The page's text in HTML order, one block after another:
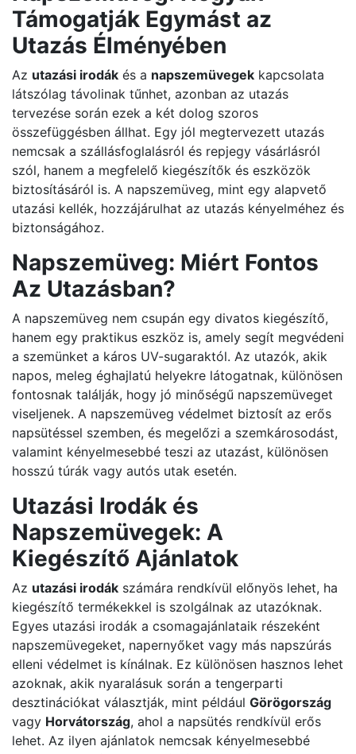
Támogatják Egymást az
Utazás Élményében
Az utazási irodák és a napszemüvegek kapcsolata
látszólag távolinak tűnhet, azonban az utazás
tervezése során ezek a két dolog szoros
összefüggésben állhat. Egy jól megtervezett utazás
nemcsak a szállásfoglalásról és repjegy vásárlásról
szól, hanem a megfelelő kiegészítők és eszközök
biztosításáról is. A napszemüveg, mint egy alapvető
utazási kellék, hozzájárulhat az utazás kényelméhez és
biztonságához.
Napszemüveg: Miért Fontos
Az Utazásban?
A napszemüveg nem csupán egy divatos kiegészítő,
hanem egy praktikus eszköz is, amely segít megvédeni
a szemünket a káros UV-sugaraktól. Az utazók, akik
napos, meleg éghajlatú helyekre látogatnak, különösen
fontosnak találják, hogy jó minőségű napszemüveget
viseljenek. A napszemüveg védelmet biztosít az erős
napsütéssel szemben, és megelőzi a szemkárosodást,
valamint kényelmesebbé teszi az utazást, különösen
hosszú túrák vagy autós utak esetén.
Utazási Irodák és
Napszemüvegek: A
Kiegészítő Ajánlatok
Az utazási irodák számára rendkívül előnyös lehet, ha
kiegészítő termékekkel is szolgálnak az utazóknak.
Egyes utazási irodák a csomagajánlataik részeként
napszemüvegeket, napernyőket vagy más napszúrás
elleni védelmet is kínálnak. Ez különösen hasznos lehet
azoknak, akik nyaralásuk során a tengerparti
desztinációkat választják, mint például Görögország
vagy Horvátország, ahol a napsütés rendkívül erős
lehet. Az ilyen ajánlatok nemcsak kényelmesebbé